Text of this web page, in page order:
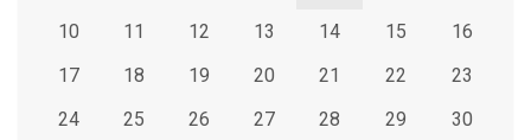
10
11 12 13 14 15
16
17
18 19 20 21 22
23
24
25 26 27 28 29
30